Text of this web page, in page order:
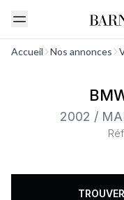
Accueil Nos annonces
2002 /